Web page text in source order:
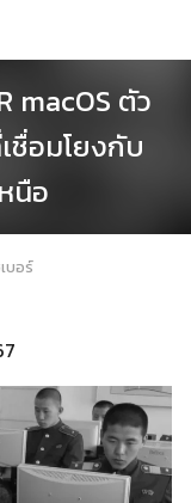
macOS ตัว
ชื่อมโยงกับ
นือ
บอร์